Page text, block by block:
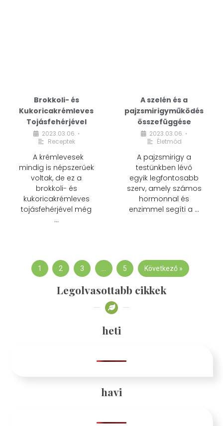
Brokkoli- és
Kukoricakrémleves
Tojásfehérjével
2023.03.06. •
Receptek
A krémlevesek
mindig is népszerűek
voltak, de ez a
brokkoli- és
kukoricakrémleves
tojásfehérjével még
…
A szelén és a
pajzsmirigyműködés
összefüggése
2023.03.06. •
Életmód
A pajzsmirigy a
testünkben lévő
egyik legfontosabb
szerv, amely számos
hormonnal és
enzimmel segíti a …
1 2 3 … 5 Következő »
Legolvasottabb cikkek
heti
havi